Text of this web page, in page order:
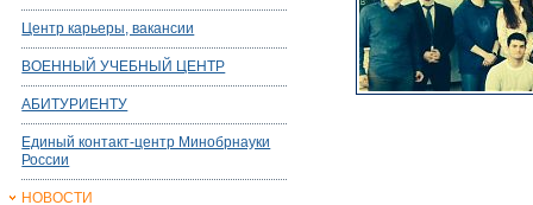
Центр карьеры, вакансии
ВОЕННЫЙ УЧЕБНЫЙ ЦЕНТР
АБИТУРИЕНТУ
Единый контакт-центр Минобрнауки
России
НОВОСТИ